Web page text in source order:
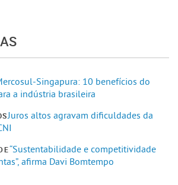
Singapura: 10 benefícios do
a indústria brasileira
Juros altos agravam dificuldades da
“Sustentabilidade e competitividade
afirma Davi Bomtempo